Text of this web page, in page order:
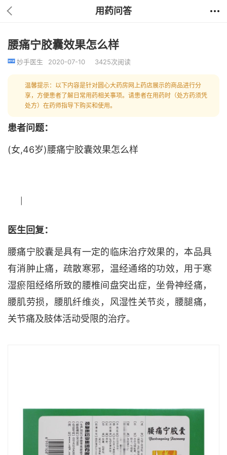
用药问答
腰痛宁胶囊效果怎么样
妙手医生 2020-07-10 3425次阅读
温馨提示：以下内容是针对圆心大药房网上药店展示的商品进行分
享，方便患者了解日常用药相关事项。请患者在用药时（处方药须凭
处方）在药师指导下购买和使用。
患者问题：
(女,46岁)腰痛宁胶囊效果怎么样
医生回复：
腰痛宁胶囊是具有一定的临床治疗效果的，本品具
有消肿止痛，疏散寒邪，温经通络的功效，用于寒
湿瘀阻经络所致的腰椎间盘突出症，坐骨神经痛，
腰肌劳损，腰肌纤维炎，风湿性关节炎，腰腿痛，
关节痛及肢体活动受限的治疗。